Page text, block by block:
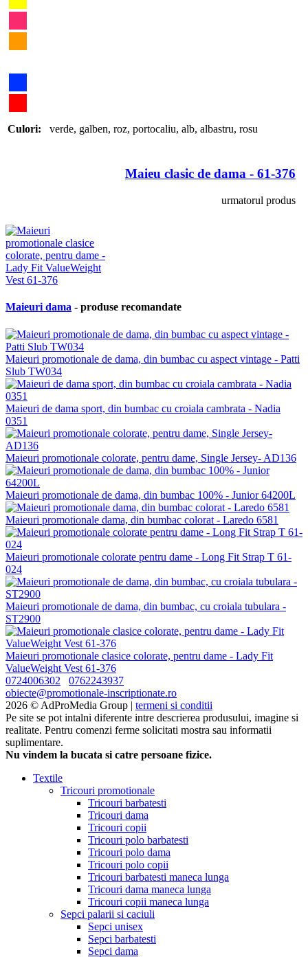
Culori: verde, galben, roz, portocaliu, alb, albastru, rosu
Maieu clasic de dama - 61-376
urmatorul produs
Maieuri dama - produse recomandate
Maieuri promotionale de dama, din bumbac cu aspect vintage - Patti
Slub TW034
Maieuri de dama sport, din bumbac cu croiala cambrata - Nadia
0351
Maieuri promotionale colorate, pentru dame, Single Jersey- AD136
Maieuri promotionale de dama, din bumbac 100% - Junior 64200L
Maieuri promotionale dama, din bumbac colorat - Laredo 6581
Maieuri promotionale colorate pentru dame - Long Fit Strap T 61-
024
Maieuri promotionale de dama, din bumbac, cu croiala tubulara -
ST2900
Maieuri promotionale clasice colorate, pentru dame - Lady Fit
ValueWeight Vest 61-376
0724006302
0762243937
obiecte@promotionale-inscriptionate.ro
2026 © AdProMedia Group | termeni si conditii
Pe site se pot intalni diferente intre descrierea produsului, imagine si
realitate. Pentru comenzi ferme solicitati mostra sau informatii
suplimentare.
Nu vindem la bucata si catre persoane fizice.
Textile
Tricouri promotionale
Tricouri barbatesti
Tricouri dama
Tricouri copii
Tricouri polo barbatesti
Tricouri polo dama
Tricouri polo copii
Tricouri barbatesti maneca lunga
Tricouri dama maneca lunga
Tricouri copii maneca lunga
Sepci palarii si caciuli
Sepci unisex
Sepci barbatesti
Sepci dama